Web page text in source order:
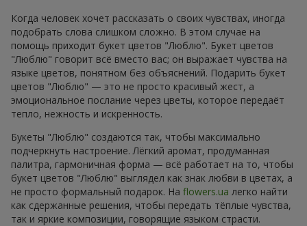
Когда человек хочет рассказать о своих чувствах, иногда
подобрать слова слишком сложно. В этом случае на
помощь приходит букет цветов "Люблю". Букет цветов
"Люблю" говорит всё вместо вас; он выражает чувства на
языке цветов, понятном без объяснений. Подарить букет
цветов "Люблю" — это не просто красивый жест, а
эмоциональное послание через цветы, которое передаёт
тепло, нежность и искренность.
Букеты "Люблю" создаются так, чтобы максимально
подчеркнуть настроение. Лёгкий аромат, продуманная
палитра, гармоничная форма — всё работает на то, чтобы
букет цветов "Люблю" выглядел как знак любви в цветах, а
не просто формальный подарок. На flowers.ua легко найти
как сдержанные решения, чтобы передать тёплые чувства,
так и яркие композиции, говорящие языком страсти.